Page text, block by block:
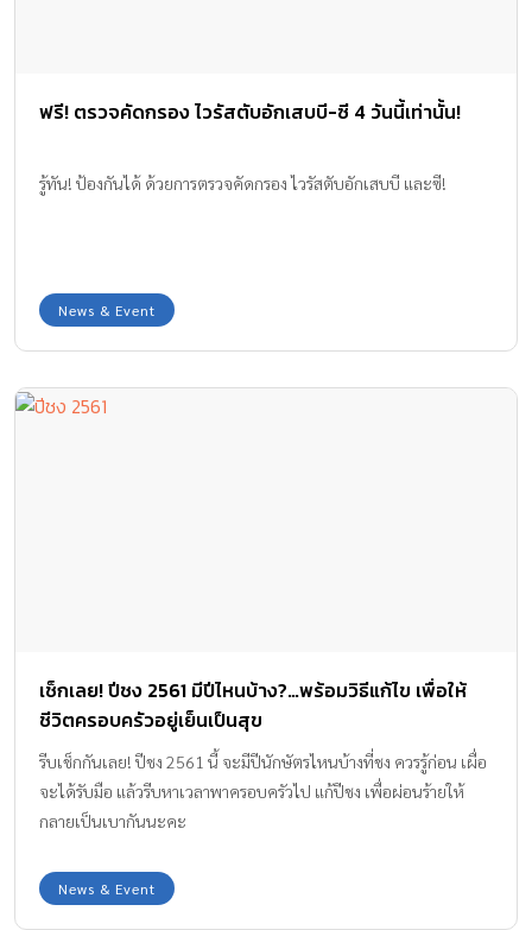
ฟรี! ตรวจคัดกรอง ไวรัสตับอักเสบบี-ซี 4 วันนี้เท่านั้น!
รู้ทัน! ป้องกันได้ ด้วยการตรวจคัดกรอง ไวรัสตับอักเสบบี และซี!
News & Event
เช็กเลย! ปีชง 2561 มีปีไหนบ้าง?…พร้อมวิธีแก้ไข เพื่อให้
ชีวิตครอบครัวอยู่เย็นเป็นสุข
รีบเช็กกันเลย! ปีชง 2561 นี้ จะมีปีนักษัตรไหนบ้างที่ชง ควรรู้ก่อน เผื่อ
จะได้รับมือ แล้วรีบหาเวลาพาครอบครัวไป แก้ปีชง เพื่อผ่อนร้ายให้
กลายเป็นเบากันนะคะ
News & Event